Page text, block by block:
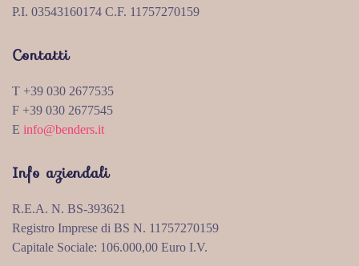
P.I. 03543160174 C.F. 11757270159
Contatti
T +39 030 2677535
F +39 030 2677545
E info@benders.it
Info aziendali
R.E.A. N. BS-393621
Registro Imprese di BS N. 11757270159
Capitale Sociale: 106.000,00 Euro I.V.